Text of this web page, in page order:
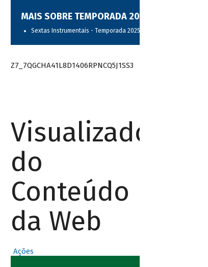
MAIS SOBRE TEMPORADA 2025
Sextas Instrumentais - Temporada 2025
Z7_7QGCHA41L8D1406RPNCQ5J1SS3
Visualizador
do
Conteúdo
da Web
Ações